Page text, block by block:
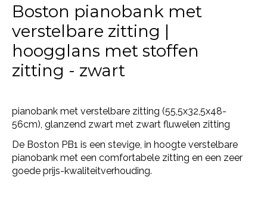
Boston pianobank met
verstelbare zitting |
hoogglans met stoffen
zitting - zwart
pianobank met verstelbare zitting (55,5x32,5x48-
56cm), glanzend zwart met zwart fluwelen zitting
De Boston PB1 is een stevige, in hoogte verstelbare
pianobank met een comfortabele zitting en een zeer
goede prijs-kwaliteitverhouding.